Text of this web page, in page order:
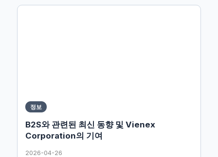
정보
B2S와 관련된 최신 동향 및 Vienex
Corporation의 기여
2026-04-26